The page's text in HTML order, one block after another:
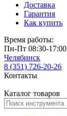
Доставка
Гарантия
Как купить
Время работы:
Пн-Пт 08:30-17:00
Челябинск
8 (351) 726-20-26
Контакты
Каталог товаров